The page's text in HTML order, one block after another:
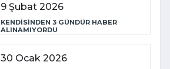
9 Şubat 2026
KENDİSİNDEN 3 GÜNDÜR HABER
ALINAMIYORDU
30 Ocak 2026